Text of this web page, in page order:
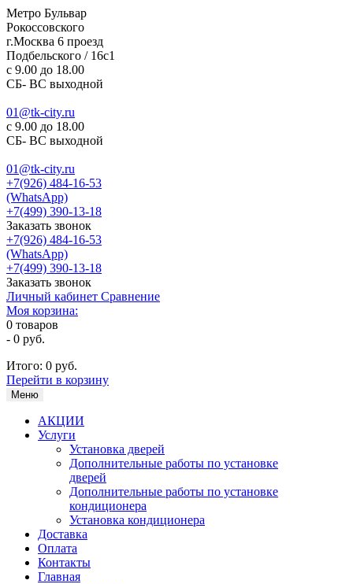
Метро Бульвар
Рокоссовского
г.Москва 6 проезд
Подбельского / 16с1
c 9.00 до 18.00
СБ- ВС выходной
01@tk-city.ru
c 9.00 до 18.00
СБ- ВС выходной
01@tk-city.ru
+7(926) 484-16-53
(WhatsApp)
+7(499) 390-13-18
Заказать звонок
+7(926) 484-16-53
(WhatsApp)
+7(499) 390-13-18
Заказать звонок
Личный кабинет Сравнение
Моя корзина:
0 товаров
- 0 руб.
Итого: 0 руб.
Перейти в корзину
Меню
АКЦИИ
Услуги
Установка дверей
Дополнительные работы по установке
дверей
Дополнительные работы по установке
кондиционера
Установка кондиционера
Доставка
Оплата
Контакты
Главная